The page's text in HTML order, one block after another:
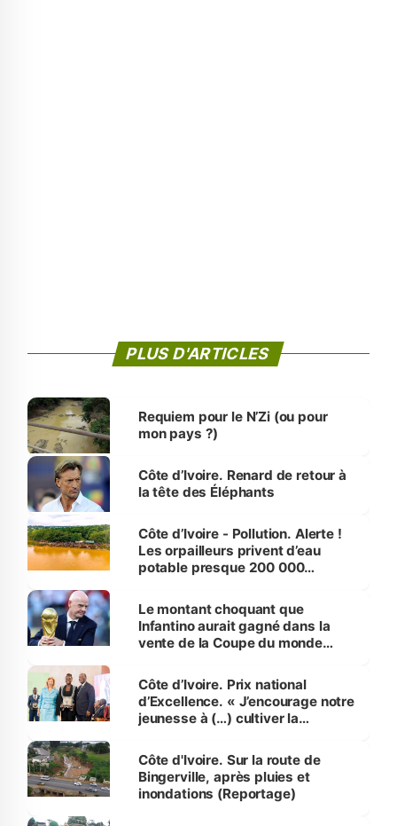
PLUS D'ARTICLES
Requiem pour le N’Zi (ou pour
mon pays ?)
Côte d’Ivoire. Renard de retour à
la tête des Éléphants
Côte d’Ivoire - Pollution. Alerte !
Les orpailleurs privent d’eau
potable presque 200 000
Le montant choquant que
Infantino aurait gagné dans la
vente de la Coupe du monde
Côte d’Ivoire. Prix national
d’Excellence. « J’encourage notre
jeunesse à (…) cultiver la
(Alassane Ouattara
Côte d'Ivoire. Sur la route de
Bingerville, après pluies et
inondations (Reportage)